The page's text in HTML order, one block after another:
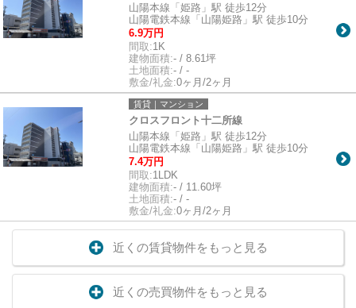
山陽本線「姫路」駅 徒歩12分
山陽電鉄本線「山陽姫路」駅 徒歩10分
6.9万円
間取:1K
建物面積:- / 8.61坪
土地面積:- / -
敷金/礼金:0ヶ月/2ヶ月
賃貸｜マンション
クロスフロント十二所線
山陽本線「姫路」駅 徒歩12分
山陽電鉄本線「山陽姫路」駅 徒歩10分
7.4万円
間取:1LDK
建物面積:- / 11.60坪
土地面積:- / -
敷金/礼金:0ヶ月/2ヶ月
近くの賃貸物件をもっと見る
近くの売買物件をもっと見る